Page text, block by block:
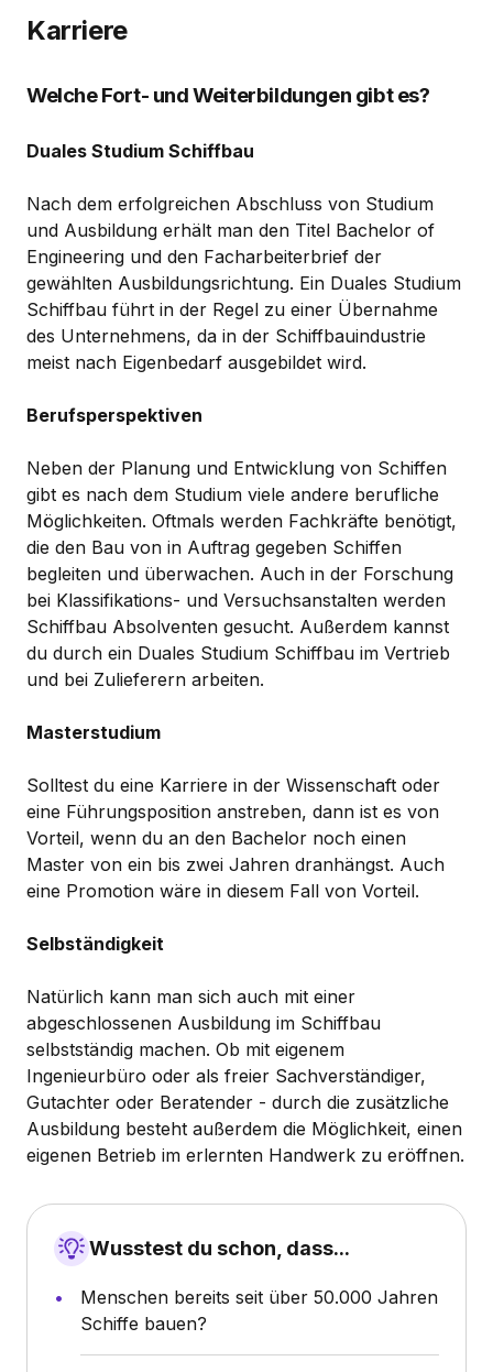
Karriere
Welche Fort- und Weiterbildungen gibt es?
Duales Studium Schiffbau
Nach dem erfolgreichen Abschluss von Studium
und Ausbildung erhält man den Titel Bachelor of
Engineering und den Facharbeiterbrief der
gewählten Ausbildungsrichtung. Ein Duales Studium
Schiffbau führt in der Regel zu einer Übernahme
des Unternehmens, da in der Schiffbauindustrie
meist nach Eigenbedarf ausgebildet wird.
Berufsperspektiven
Neben der Planung und Entwicklung von Schiffen
gibt es nach dem Studium viele andere berufliche
Möglichkeiten. Oftmals werden Fachkräfte benötigt,
die den Bau von in Auftrag gegeben Schiffen
begleiten und überwachen. Auch in der Forschung
bei Klassifikations- und Versuchsanstalten werden
Schiffbau Absolventen gesucht. Außerdem kannst
du durch ein Duales Studium Schiffbau im Vertrieb
und bei Zulieferern arbeiten.
Masterstudium
Solltest du eine Karriere in der Wissenschaft oder
eine Führungsposition anstreben, dann ist es von
Vorteil, wenn du an den Bachelor noch einen
Master von ein bis zwei Jahren dranhängst. Auch
eine Promotion wäre in diesem Fall von Vorteil.
Selbständigkeit
Natürlich kann man sich auch mit einer
abgeschlossenen Ausbildung im Schiffbau
selbstständig machen. Ob mit eigenem
Ingenieurbüro oder als freier Sachverständiger,
Gutachter oder Beratender - durch die zusätzliche
Ausbildung besteht außerdem die Möglichkeit, einen
eigenen Betrieb im erlernten Handwerk zu eröffnen.
Wusstest du schon, dass...
Menschen bereits seit über 50.000 Jahren
Schiffe bauen?